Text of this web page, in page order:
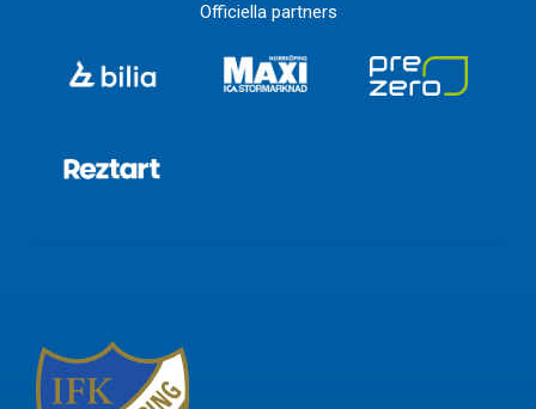
Officiella partners